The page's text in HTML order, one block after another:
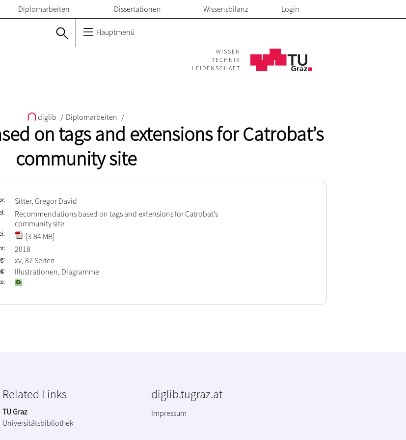
Diplomarbeiten Dissertationen Wissensbilanz Login
Hauptmenü
WISSEN
TECHNIK
LEIDENSCHAFT
diglib / Diplomarbeiten /
on tags and extensions for Catrobat’s
community site
Sitter, Gregor David
Recommendations based on tags and extensions for Catrobat’s
community site
[3.84 MB]
2018
xv, 87 Seiten
Illustrationen, Diagramme
Related Links
TU Graz
Universitätsbibliothek
diglib.tugraz.at
Impressum